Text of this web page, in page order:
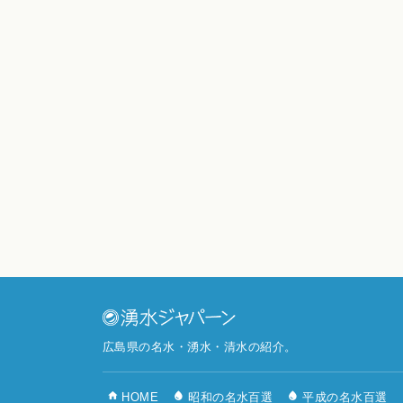
広島県の名水・湧水・清水の紹介。
HOME 昭和の名水百選 平成の名水百選